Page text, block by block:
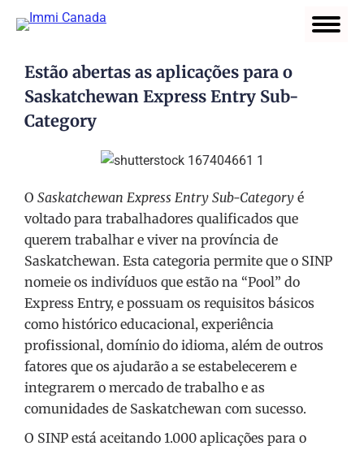
Estão abertas as aplicações para o
Saskatchewan Express Entry Sub-
Category
O Saskatchewan Express Entry Sub-Category é
voltado para trabalhadores qualificados que
querem trabalhar e viver na província de
Saskatchewan. Esta categoria permite que o SINP
nomeie os indivíduos que estão na “Pool” do
Express Entry, e possuam os requisitos básicos
como histórico educacional, experiência
profissional, domínio do idioma, além de outros
fatores que os ajudarão a se estabelecerem e
integrarem o mercado de trabalho e as
comunidades de Saskatchewan com sucesso.
O SINP está aceitando 1.000 aplicações para o